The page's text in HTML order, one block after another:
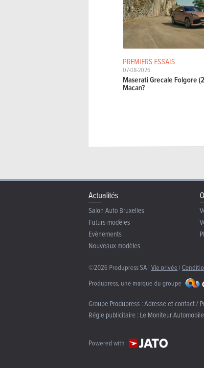
PREMIERS ESSAIS
07-08-2026
Maserati Grecale Folgore
Macan?
Actualités
Salon Auto Bruxelles
Futurs modèles
Evènements
Nouveaux modèles
©2026 Produpress SA | Vie privée |
Produpress, une marque du groupe
Groupe Produpress :Adresse et contact /
Régie publicitaire :Le Moniteur
Powered with